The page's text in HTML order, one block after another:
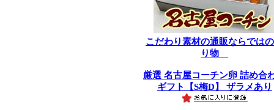
こだわり素材の通販ならでは
り物
厳選 名古屋コーチン卵 詰め合
ギフト【S梅D】 ザラメあり